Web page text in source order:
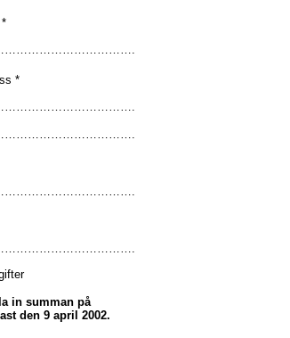
*
in summan på
den 9 april 2002.